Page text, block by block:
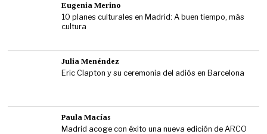
Eugenia Merino
10 planes culturales en Madrid: A buen tiempo, más
cultura
Julia Menéndez
Eric Clapton y su ceremonia del adiós en Barcelona
Paula Macías
Madrid acoge con éxito una nueva edición de ARCO